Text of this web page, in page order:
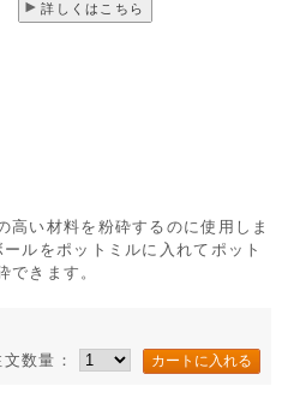
詳しくはこちら
高い材料を粉砕するのに使用しま
ルをポットミルに入れてポット
できます。
文数量：